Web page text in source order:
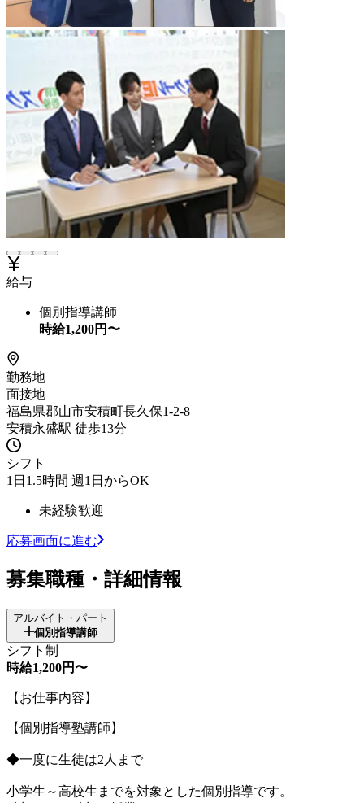
給与
個別指導講師
時給1,200円〜
勤務地
面接地
福島県郡山市安積町長久保1-2-8
安積永盛駅 徒歩13分
シフト
1日1.5時間 週1日からOK
未経験歓迎
応募画面に進む
募集職種・詳細情報
アルバイト・パート
個別指導講師
シフト制
時給1,200円〜
【お仕事内容】
【個別指導塾講師】
◆一度に生徒は2人まで
小学生～高校生までを対象とした個別指導です。